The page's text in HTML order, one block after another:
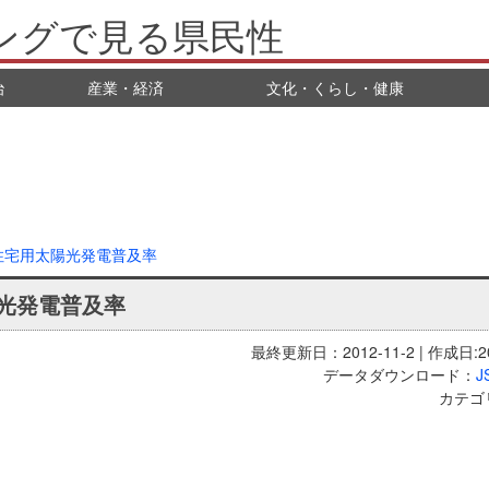
グで見る県民性
産業・経済 文化・くらし・健康
宅用太陽光発電普及率
発電普及率
最終更新日：2012-11-2 | 作成日
データダウンロード：
カテ